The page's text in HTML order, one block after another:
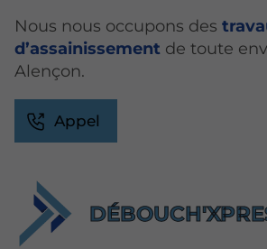
Nous nous occupons des
d’assainissement de toute
Alençon.
Appel